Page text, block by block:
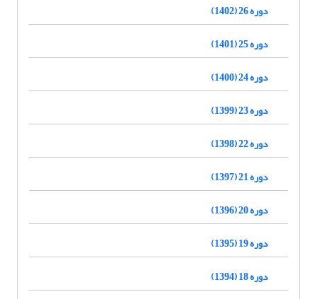
دوره 26 (1402)
دوره 25 (1401)
دوره 24 (1400)
دوره 23 (1399)
دوره 22 (1398)
دوره 21 (1397)
دوره 20 (1396)
دوره 19 (1395)
دوره 18 (1394)